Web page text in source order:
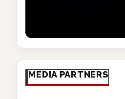
MEDIA PARTNERS